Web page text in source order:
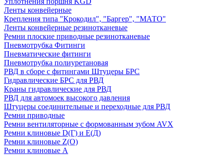
Ленты конвейерные
Крепления типа "Крокодил", "Баргер", "МАТО"
Ленты конвейерные резинотканевые
Ремни плоские приводные резинотканевые
Пневмотрубка Фитинги
Пневматические фитинги
Пневмотрубка полиуретановая
РВД в сборе с фитингами Штуцеры БРС
Гидравлические БРС для РВД
Краны гидравлические для РВД
РВД для автомоек высокого давления
Штуцеры соединительные и переходные для РВД
Ремни приводные
Ремни вентиляторные с формованным зубом AVX
Ремни клиновые D(Г) и Е(Д)
Ремни клиновые Z(О)
Ремни клиновые А